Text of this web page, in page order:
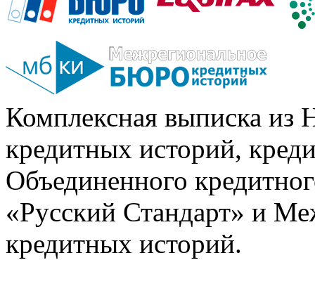
Комплексная выписка из
кредитных историй,
Объединенного
«Русский Стандарт» и
кредитных историй.